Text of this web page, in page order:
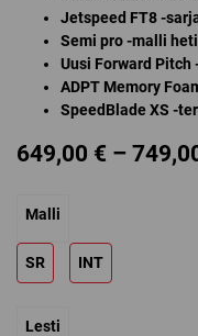
Jetspeed FT8 -
Semi pro -malli
Uusi Forward Pitch
ADPT Memory
SpeedBlade XS -
649,00 € –
Malli
SR INT
Lesti